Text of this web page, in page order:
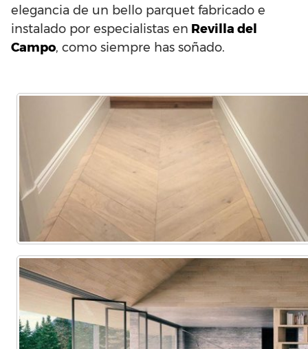
elegancia de un bello parquet fabricado e
instalado por especialistas en Revilla del
Campo, como siempre has soñado.